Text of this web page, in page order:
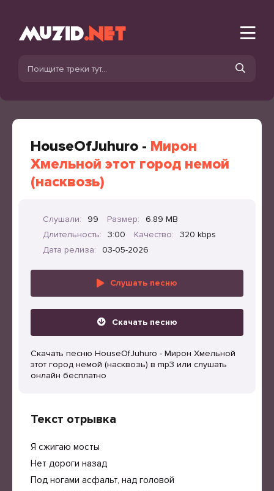
HouseOfJuhuro - Мирон
Хмельной этот город немой
(насквозь)
Слушали: 99 Размер:
6.89 MB
Длительность:
3:00 Качество:
320 kbps
Дата релиза:
03-05-2026
Слушать песню
Скачать песню
Скачать песню HouseOfJuhuro - Мирон Хмельной
этот город немой (насквозь) в mp3 или слушать
онлайн бесплатно
Текст отрывка
Я сжигаю мосты
Нет дороги назад
Под ногами асфальт, над головой